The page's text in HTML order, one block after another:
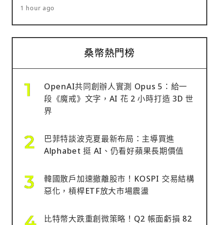
1 hour ago
桑幣熱門榜
OpenAI共同創辦人實測 Opus 5：給一
段《魔戒》文字，AI 花 2 小時打造 3D 世
界
巴菲特談波克夏最新布局：主導買進
Alphabet 挺 AI、仍看好蘋果長期價值
韓國散戶加速撤離股市！KOSPI 交易結構
惡化，槓桿ETF放大市場震盪
比特幣大跌重創微策略！Q2 帳面虧損 82